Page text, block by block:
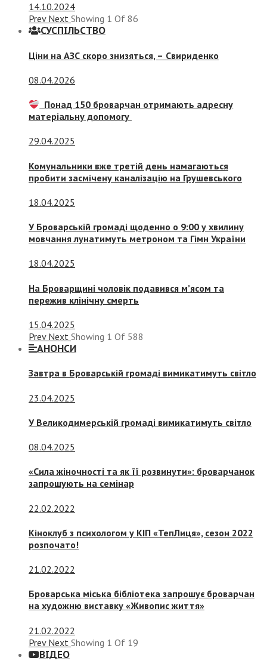
14.10.2024
Prev Next Showing 1 Of 86
СУСПIЛЬСТВО
Ціни на АЗС скоро знизяться, – Свириденко
08.04.2026
Понад 150 броварчан отримають адресну
матеріальну допомогу
29.04.2025
Комунальники вже третій день намагаються
пробити засмічену каналізацію на Грушевського
18.04.2025
У Броварській громаді щоденно о 9:00 у хвилину
мовчання лунатимуть метроном та Гімн України
18.04.2025
На Броварщині чоловік подавився м’ясом та
пережив клінічну смерть
15.04.2025
Prev Next Showing 1 Of 588
АНОНСИ
Завтра в Броварській громаді вимикатимуть світло
23.04.2025
У Великодимерській громаді вимикатимуть світло
08.04.2025
«Сила жіночності та як її розвинути»: броварчанок
запрошують на семінар
22.02.2022
Кіноклуб з психологом у КІП «ТепЛиця», сезон 2022
розпочато!
21.02.2022
Броварська міська бібліотека запрошує броварчан
на художню виставку «Живопис життя»
21.02.2022
Prev Next Showing 1 Of 19
ВІДЕО